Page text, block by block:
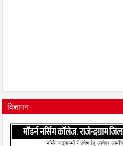
विज्ञापन